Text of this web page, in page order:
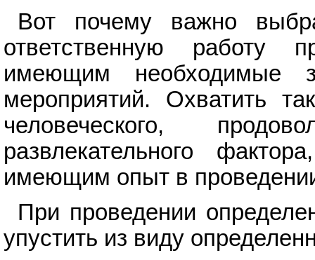
Вот почему важно
ответственную работу
имеющим необходимые
мероприятий. Охватить
человеческого,
развлекательного
имеющим опыт в
При проведении
упустить из виду